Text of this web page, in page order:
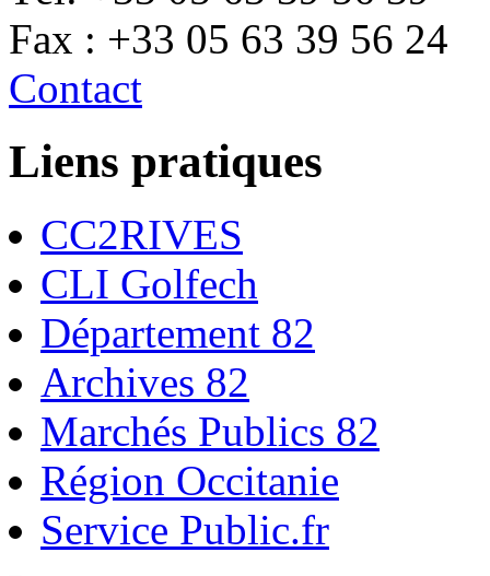
Fax : +33 05 63 39 56 24
Contact
Liens pratiques
CC2RIVES
CLI Golfech
Département 82
Archives 82
Marchés Publics 82
Région Occitanie
Service Public.fr